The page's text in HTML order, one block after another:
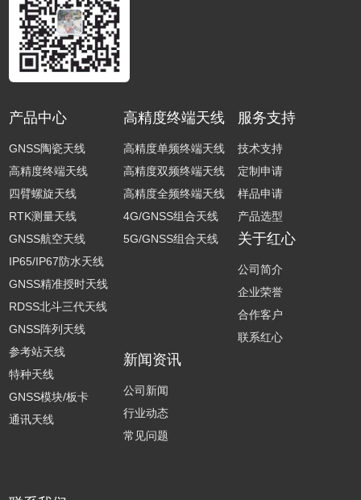
产品中心
GNSS陶瓷天线
高精度终端天线
四臂螺旋天线
RTK测量天线
GNSS航空天线
IP65/IP67防水天线
GNSS精准授时天线
RDSS北斗三代天线
GNSS阵列天线
参考站天线
特种天线
GNSS模块/板卡
通讯天线
高精度终端天线
高精度单频终端天线
高精度双频终端天线
高精度全频终端天线
4G/GNSS组合天线
5G/GNSS组合天线
服务支持
技术支持
定制申请
样品申请
产品选型
关于红心
公司简介
企业荣誉
合作客户
联系红心
新闻资讯
公司新闻
行业动态
常见问题